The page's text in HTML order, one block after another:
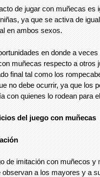
de jugar con muñecas es
ya que se activa de
en ambos sexos.
en donde a
muñecas respecto a otros
final tal como los
no debe ocurrir, ya que los
con quienes lo rodean para
del juego con muñecas
de imitación con muñecos
observan a los mayores y a